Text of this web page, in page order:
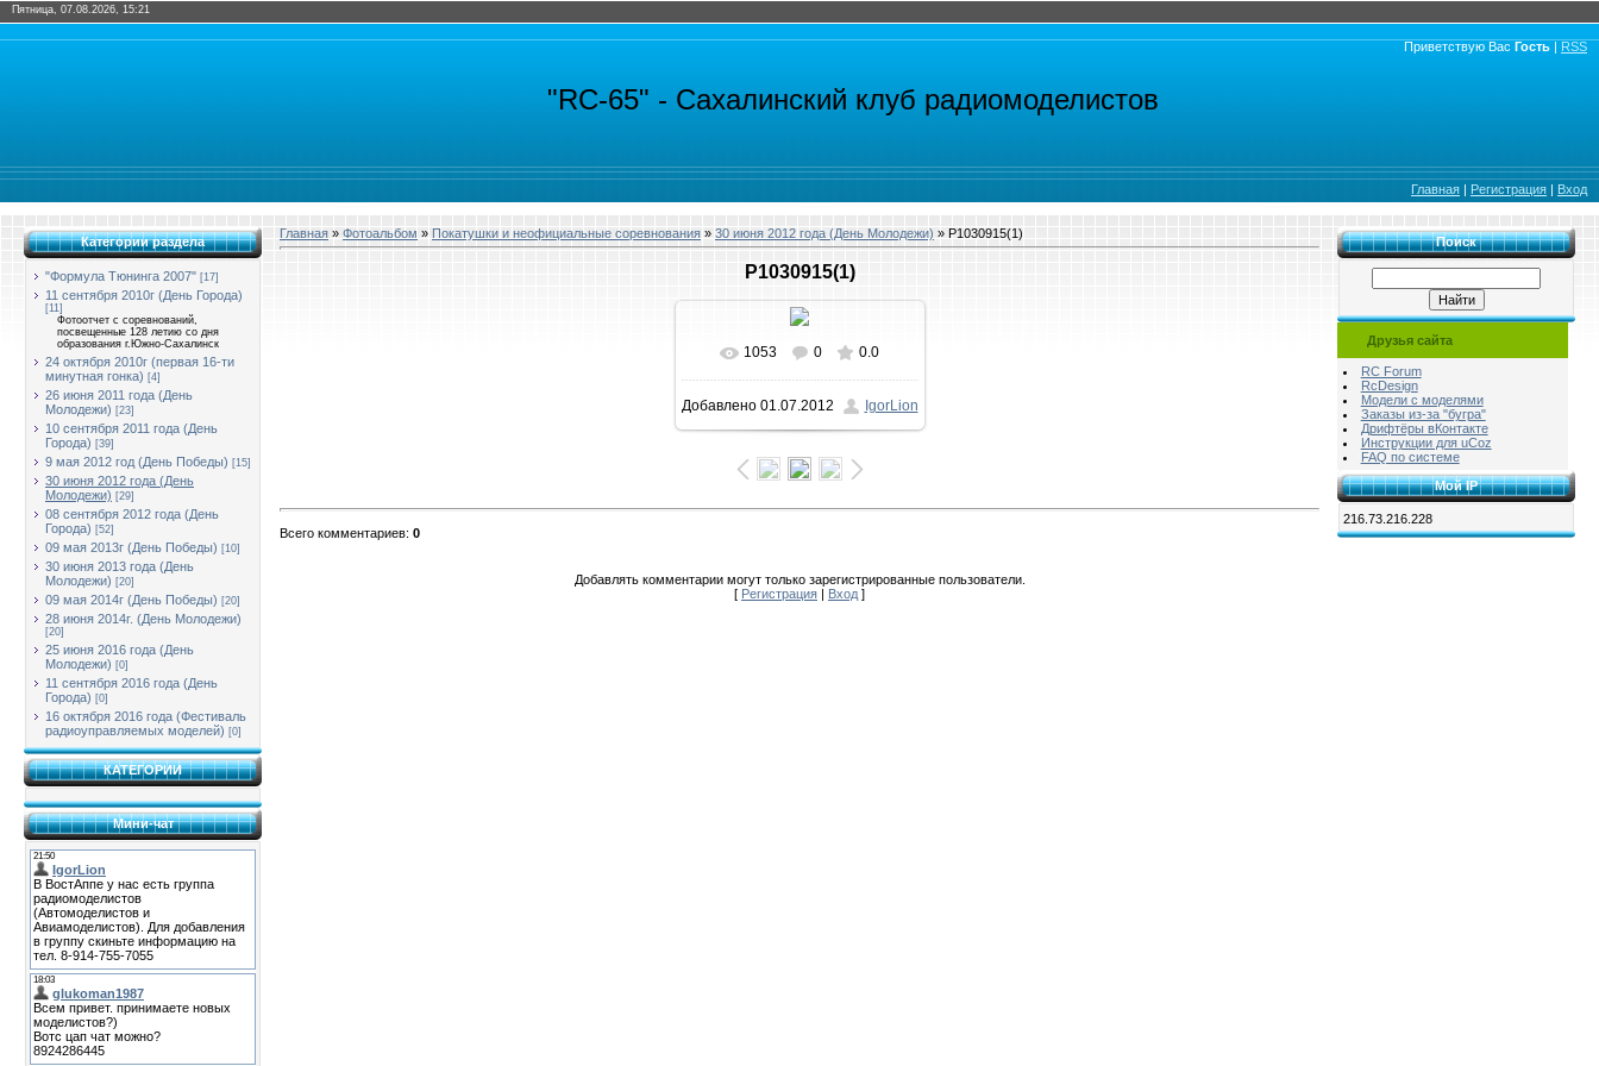
Пятница, 07.08.2026, 15:21
Приветствую Вас Гость | RSS
"RC-65" - Сахалинский клуб радиомоделистов
Главная | Регистрация | Вход
Категории раздела
"Формула Тюнинга 2007" [17]
11 сентября 2010г (День Города)
[11]
Фотоотчет с соревнований,
посвещенные 128 летию со дня
образования г.Южно-Сахалинск
24 октября 2010г (первая 16-ти
минутная гонка) [4]
26 июня 2011 года (День
Молодежи) [23]
10 сентября 2011 года (День
Города) [39]
9 мая 2012 год (День Победы) [15]
30 июня 2012 года (День
Молодежи) [29]
08 сентября 2012 года (День
Города) [52]
09 мая 2013г (День Победы) [10]
30 июня 2013 года (День
Молодежи) [20]
09 мая 2014г (День Победы) [20]
28 июня 2014г. (День Молодежи)
[20]
25 июня 2016 года (День
Молодежи) [0]
11 сентября 2016 года (День
Города) [0]
16 октября 2016 года (Фестиваль
радиоуправляемых моделей) [0]
КАТЕГОРИИ
Мини-чат
Главная » Фотоальбом » Покатушки и неофициальные соревнования » 30 июня 2012 года (День Молодежи) » P1030915(1)
P1030915(1)
В реальном размере
960x720 / 212.1Kb
1053 0 0.0
Добавлено01.07.2012 IgorLion
Всего комментариев: 0
Добавлять комментарии могут только зарегистрированные пользователи.
[ Регистрация | Вход ]
Поиск
Друзья сайта
RC Forum
RcDesign
Модели с моделями
Заказы из-за "бугра"
Дрифтёры вКонтакте
Инструкции для uCoz
FAQ по системе
Мой IP
216.73.216.228